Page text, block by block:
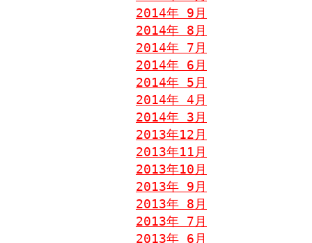
2014年 9月
2014年 8月
2014年 7月
2014年 6月
2014年 5月
2014年 4月
2014年 3月
2013年12月
2013年11月
2013年10月
2013年 9月
2013年 8月
2013年 7月
2013年 6月